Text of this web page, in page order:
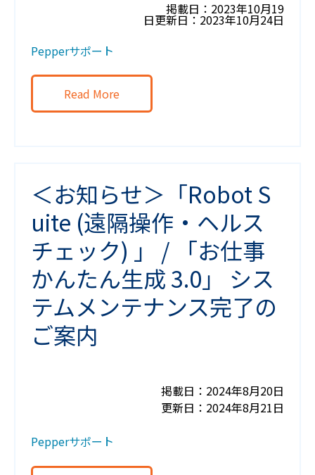
掲載日：2023年10月19
日更新日：2023年10月24日
Pepperサポート
Read More
＜お知らせ＞「Robot S
uite (遠隔操作・ヘルス
チェック) 」 / 「お仕事
かんたん生成 3.0」 シス
テムメンテナンス完了の
ご案内
掲載日：2024年8月20日
更新日：2024年8月21日
Pepperサポート